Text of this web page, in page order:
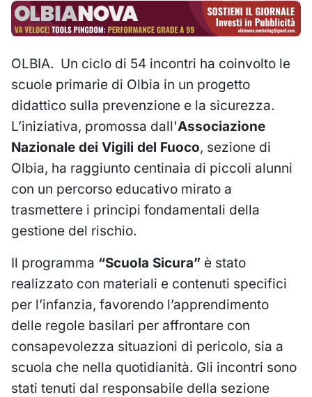
OLBIA. Un ciclo di 54 incontri ha coinvolto le
scuole primarie di Olbia in un progetto
didattico sulla prevenzione e la sicurezza.
L’iniziativa, promossa dall'Associazione
Nazionale dei Vigili del Fuoco, sezione di
Olbia, ha raggiunto centinaia di piccoli alunni
con un percorso educativo mirato a
trasmettere i principi fondamentali della
gestione del rischio.
Il programma “Scuola Sicura” è stato
realizzato con materiali e contenuti specifici
per l’infanzia, favorendo l’apprendimento
delle regole basilari per affrontare con
consapevolezza situazioni di pericolo, sia a
scuola che nella quotidianità. Gli incontri sono
stati tenuti dal responsabile della sezione